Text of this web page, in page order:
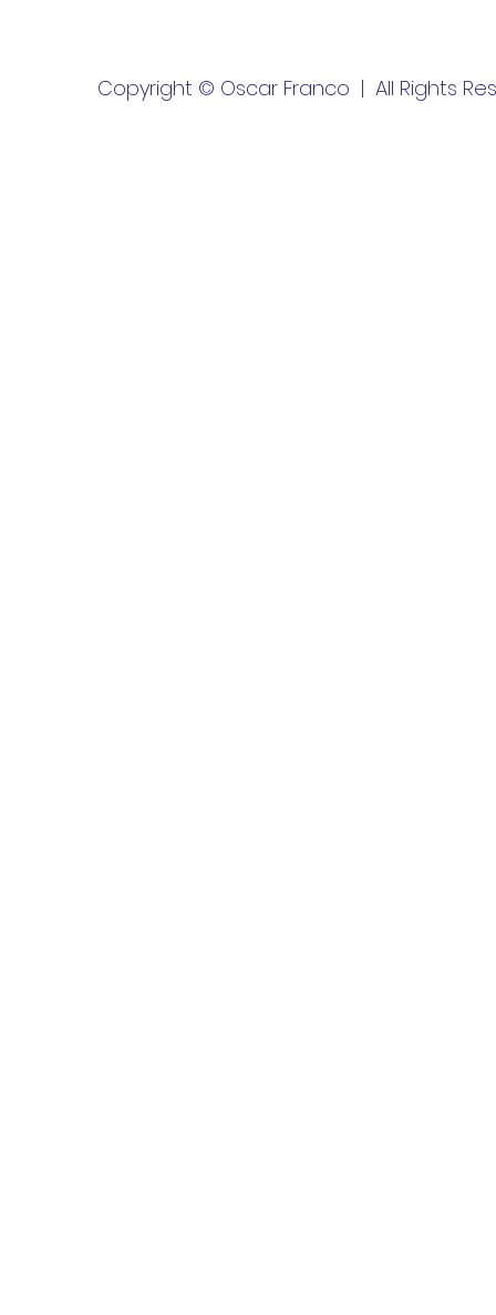
Copyright © Oscar Franco | All Rights